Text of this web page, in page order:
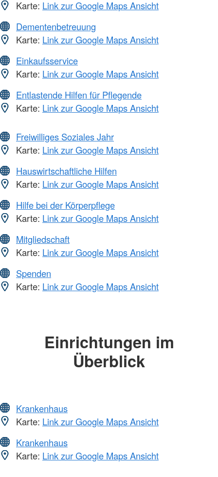
Karte: Link zur Google Maps Ansicht
Dementenbetreuung
Karte: Link zur Google Maps Ansicht
Einkaufsservice
Karte: Link zur Google Maps Ansicht
Entlastende Hilfen für Pflegende
Karte: Link zur Google Maps Ansicht
Freiwilliges Soziales Jahr
Karte: Link zur Google Maps Ansicht
Hauswirtschaftliche Hilfen
Karte: Link zur Google Maps Ansicht
Hilfe bei der Körperpflege
Karte: Link zur Google Maps Ansicht
Mitgliedschaft
Karte: Link zur Google Maps Ansicht
Spenden
Karte: Link zur Google Maps Ansicht
Einrichtungen im
Überblick
Krankenhaus
Karte: Link zur Google Maps Ansicht
Krankenhaus
Karte: Link zur Google Maps Ansicht